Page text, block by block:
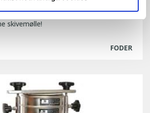
at vi i år kan fejre 25 års jubilæum med
skivemølle!
FODER